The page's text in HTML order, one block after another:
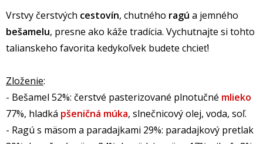
Vrstvy čerstvých cestovín, chutného ragú a jemného
bešamelu, presne ako káže tradícia. Vychutnajte si tohto
talianskeho favorita kedykoľvek budete chcieť!
Zloženie:
- Bešamel 52%: čerstvé pasterizované plnotučné mlieko
77%, hladká pšeničná múka, slnečnicový olej, voda, soľ.
- Ragú s mäsom a paradajkami 29%: paradajkový pretlak